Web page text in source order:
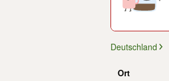
Deutschland
Ort